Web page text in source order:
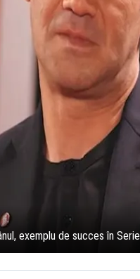
exemplu de succes în